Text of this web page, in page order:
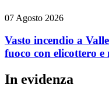
07 Agosto 2026
Vasto incendio a
fuoco con elicottero e
In evidenza